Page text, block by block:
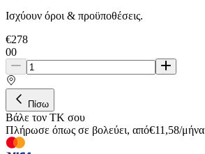
Ισχύουν όροι & προϋποθέσεις.
€278
00
Πίσω
Βάλε τον ΤΚ σου
Πλήρωσε όπως σε βολεύει, από€11,58/μήνα